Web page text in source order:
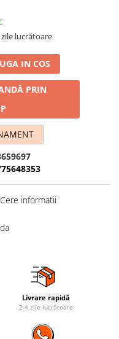
zile lucrătoare
IN COS
PRIN
informatii
Livrare rapidă
2-4 zile lucrătoare